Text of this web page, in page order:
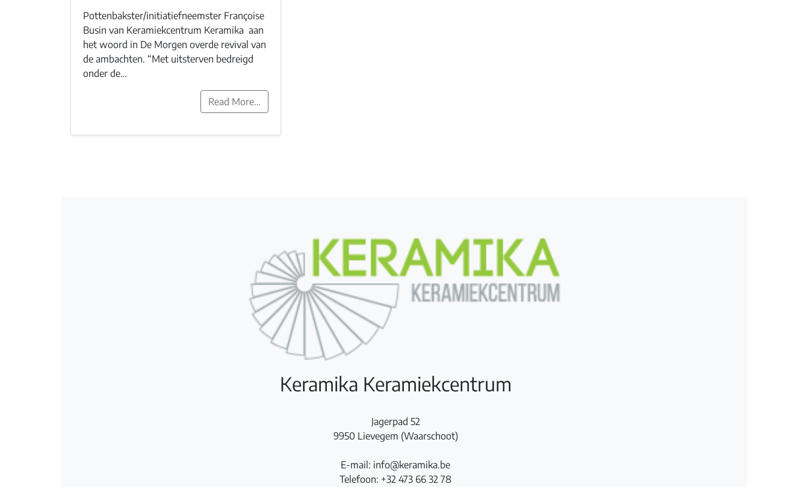
Pottenbakster/initiatiefneemster Françoise
Busin van Keramiekcentrum Keramika aan
het woord in De Morgen overde revival van
de ambachten. “Met uitsterven bedreigd
onder de…
Read More…
Keramika Keramiekcentrum
Jagerpad 52
9950 Lievegem (Waarschoot)
E-mail: info@keramika.be
Telefoon: +32 473 66 32 78